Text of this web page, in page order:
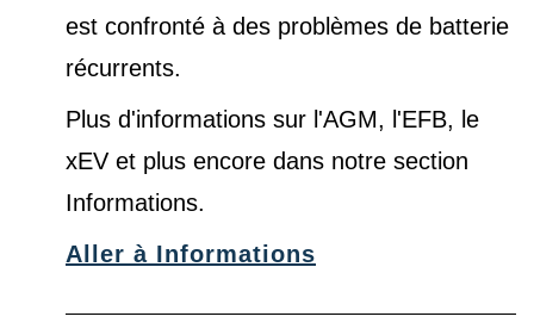
est confronté à des problèmes de batterie
récurrents.
Plus d'informations sur l'AGM, l'EFB, le
xEV et plus encore dans notre section
Informations.
Aller à Informations